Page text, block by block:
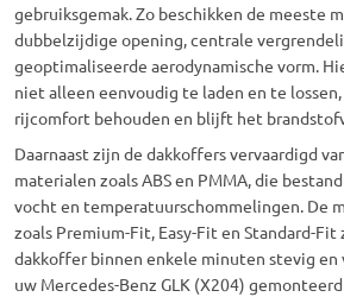
gebruiksgemak. Zo beschikken de meeste
dubbelzijdige opening, centrale
geoptimaliseerde aerodynamische vorm.
niet alleen eenvoudig te laden en te
rijcomfort behouden en blijft het
Daarnaast zijn de dakkoffers vervaardigd
materialen zoals ABS en PMMA, die
vocht en temperatuurschommelingen. De
zoals Premium-Fit, Easy-Fit en Standard-
dakkoffer binnen enkele minuten stevig en
uw Mercedes-Benz GLK (X204)